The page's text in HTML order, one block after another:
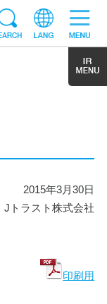
2015年3月30日
Jトラスト株式会社
印刷用